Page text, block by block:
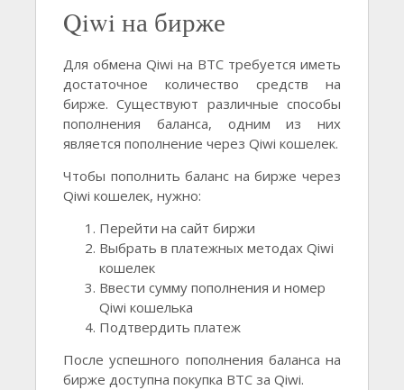
Qiwi на бирже
Для обмена Qiwi на BTC требуется иметь
достаточное количество средств на
бирже. Существуют различные способы
пополнения баланса, одним из них
является пополнение через Qiwi кошелек.
Чтобы пополнить баланс на бирже через
Qiwi кошелек, нужно:
Перейти на сайт биржи
Выбрать в платежных методах Qiwi
кошелек
Ввести сумму пополнения и номер
Qiwi кошелька
Подтвердить платеж
После успешного пополнения баланса на
бирже доступна покупка BTC за Qiwi.